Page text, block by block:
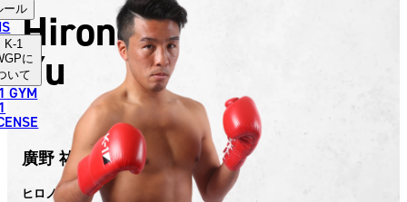
中文（简体）
中文（繁體）
العربية
ール
K-1
に
いて
GYM
Hirono
Yu
廣野 祐
ヒロノ ユウ